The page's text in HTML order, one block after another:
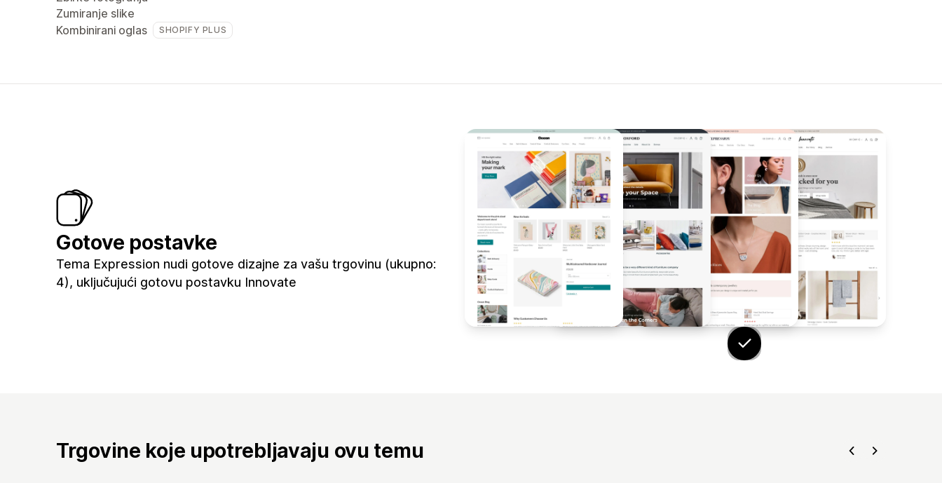
Zumiranje slike
Kombinirani oglas
SHOPIFY PLUS
Gotove postavke
Tema Expression nudi gotove dizajne za vašu trgovinu (ukupno:
4), uključujući gotovu postavku Innovate
Trgovine koje upotrebljavaju ovu temu